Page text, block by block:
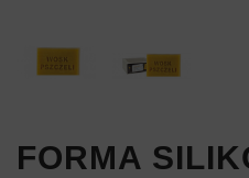
FORMA